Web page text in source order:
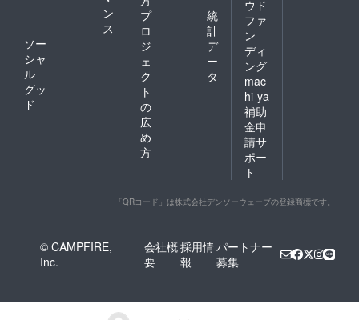
ン
ス
ソー
シャ
ル
グッ
ド
プ
ロ
ジ
ェ
ク
ト
の
広
め
方
統
計
デ
ー
タ
ウド
ファ
ン
ディ
ング
mac
hi-ya
補助
金申
請サ
ポー
ト
「QRコード」は株式会社デンソーウェーブの登録商標です。
© CAMPFIRE,
Inc.
会社概
要
採用情
報
パートナー
募集